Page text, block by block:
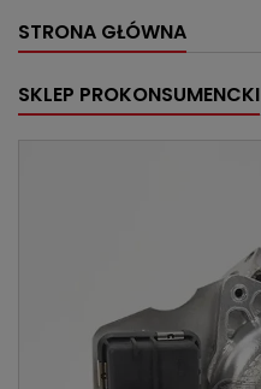
STRONA GŁÓWNA
SKLEP PROKONSUMENCKI